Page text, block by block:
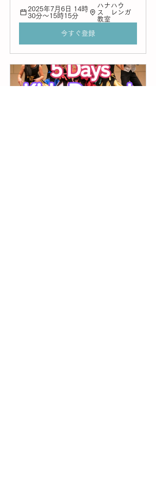
2025年7月6日 14時
30分～15時15分
ハナハウ
ス　レンガ
教室
今すぐ登録